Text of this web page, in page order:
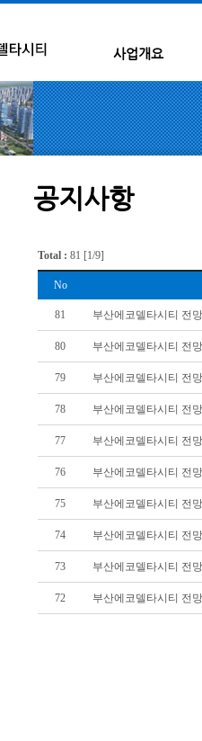
사업개요
공지사항
Total : 81 [1/9]
No
81 부산에코델타시티 전
80 부산에코델타시티 전
79 부산에코델타시티 전
78 부산에코델타시티 전
77 부산에코델타시티 전
76 부산에코델타시티 전
75 부산에코델타시티 전
74 부산에코델타시티 전
73 부산에코델타시티 전
72 부산에코델타시티 전